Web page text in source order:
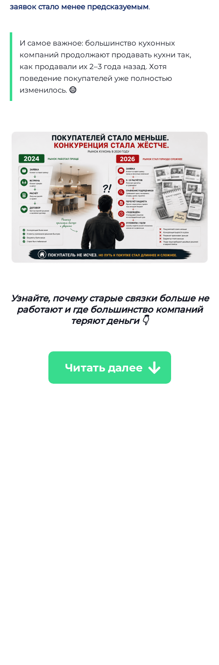
заявок стало менее предсказуемым.
И самое важное: большинство кухонных
компаний продолжают продавать кухни так,
как продавали их 2–3 года назад. Хотя
поведение покупателей уже полностью
изменилось. 😑
Узнайте, почему старые связки больше не
работают и где большинство компаний
теряют деньги 👇
Читать далее